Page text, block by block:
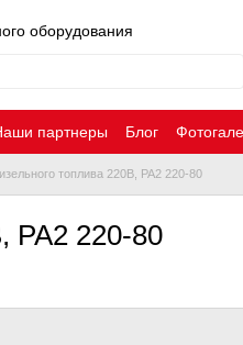
оборудования
партнеры Блог
топлива 220В, PA2 220-80
PA2 220-80